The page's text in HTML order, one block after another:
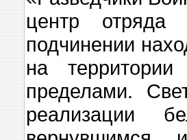
центр отряда
подчинении
на
пределами.
реализации